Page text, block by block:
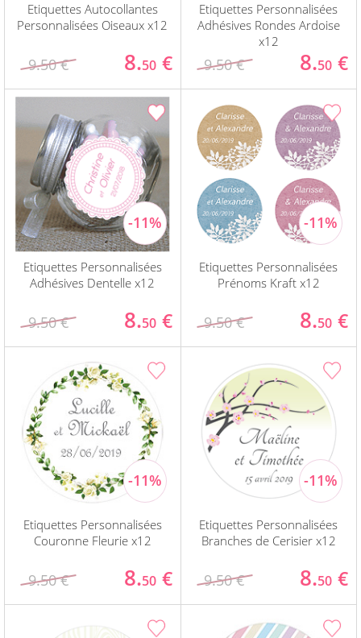
Etiquettes Autocollantes
Personnalisées Oiseaux x12
9.50 € 8.50 €
Etiquettes Personnalisées
Adhésives Rondes Ardoise
x12
9.50 € 8.50 €
Etiquettes Personnalisées
Adhésives Dentelle x12
9.50 € 8.50 €
Etiquettes Personnalisées
Prénoms Kraft x12
9.50 € 8.50 €
Etiquettes Personnalisées
Couronne Fleurie x12
9.50 € 8.50 €
Etiquettes Personnalisées
Branches de Cerisier x12
9.50 € 8.50 €